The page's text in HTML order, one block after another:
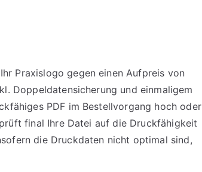
Praxislogo gegen einen Aufpreis von
Doppeldatensicherung und einmaligem
PDF im Bestellvorgang hoch oder
final Ihre Datei auf die Druckfähigkeit
die Druckdaten nicht optimal sind,